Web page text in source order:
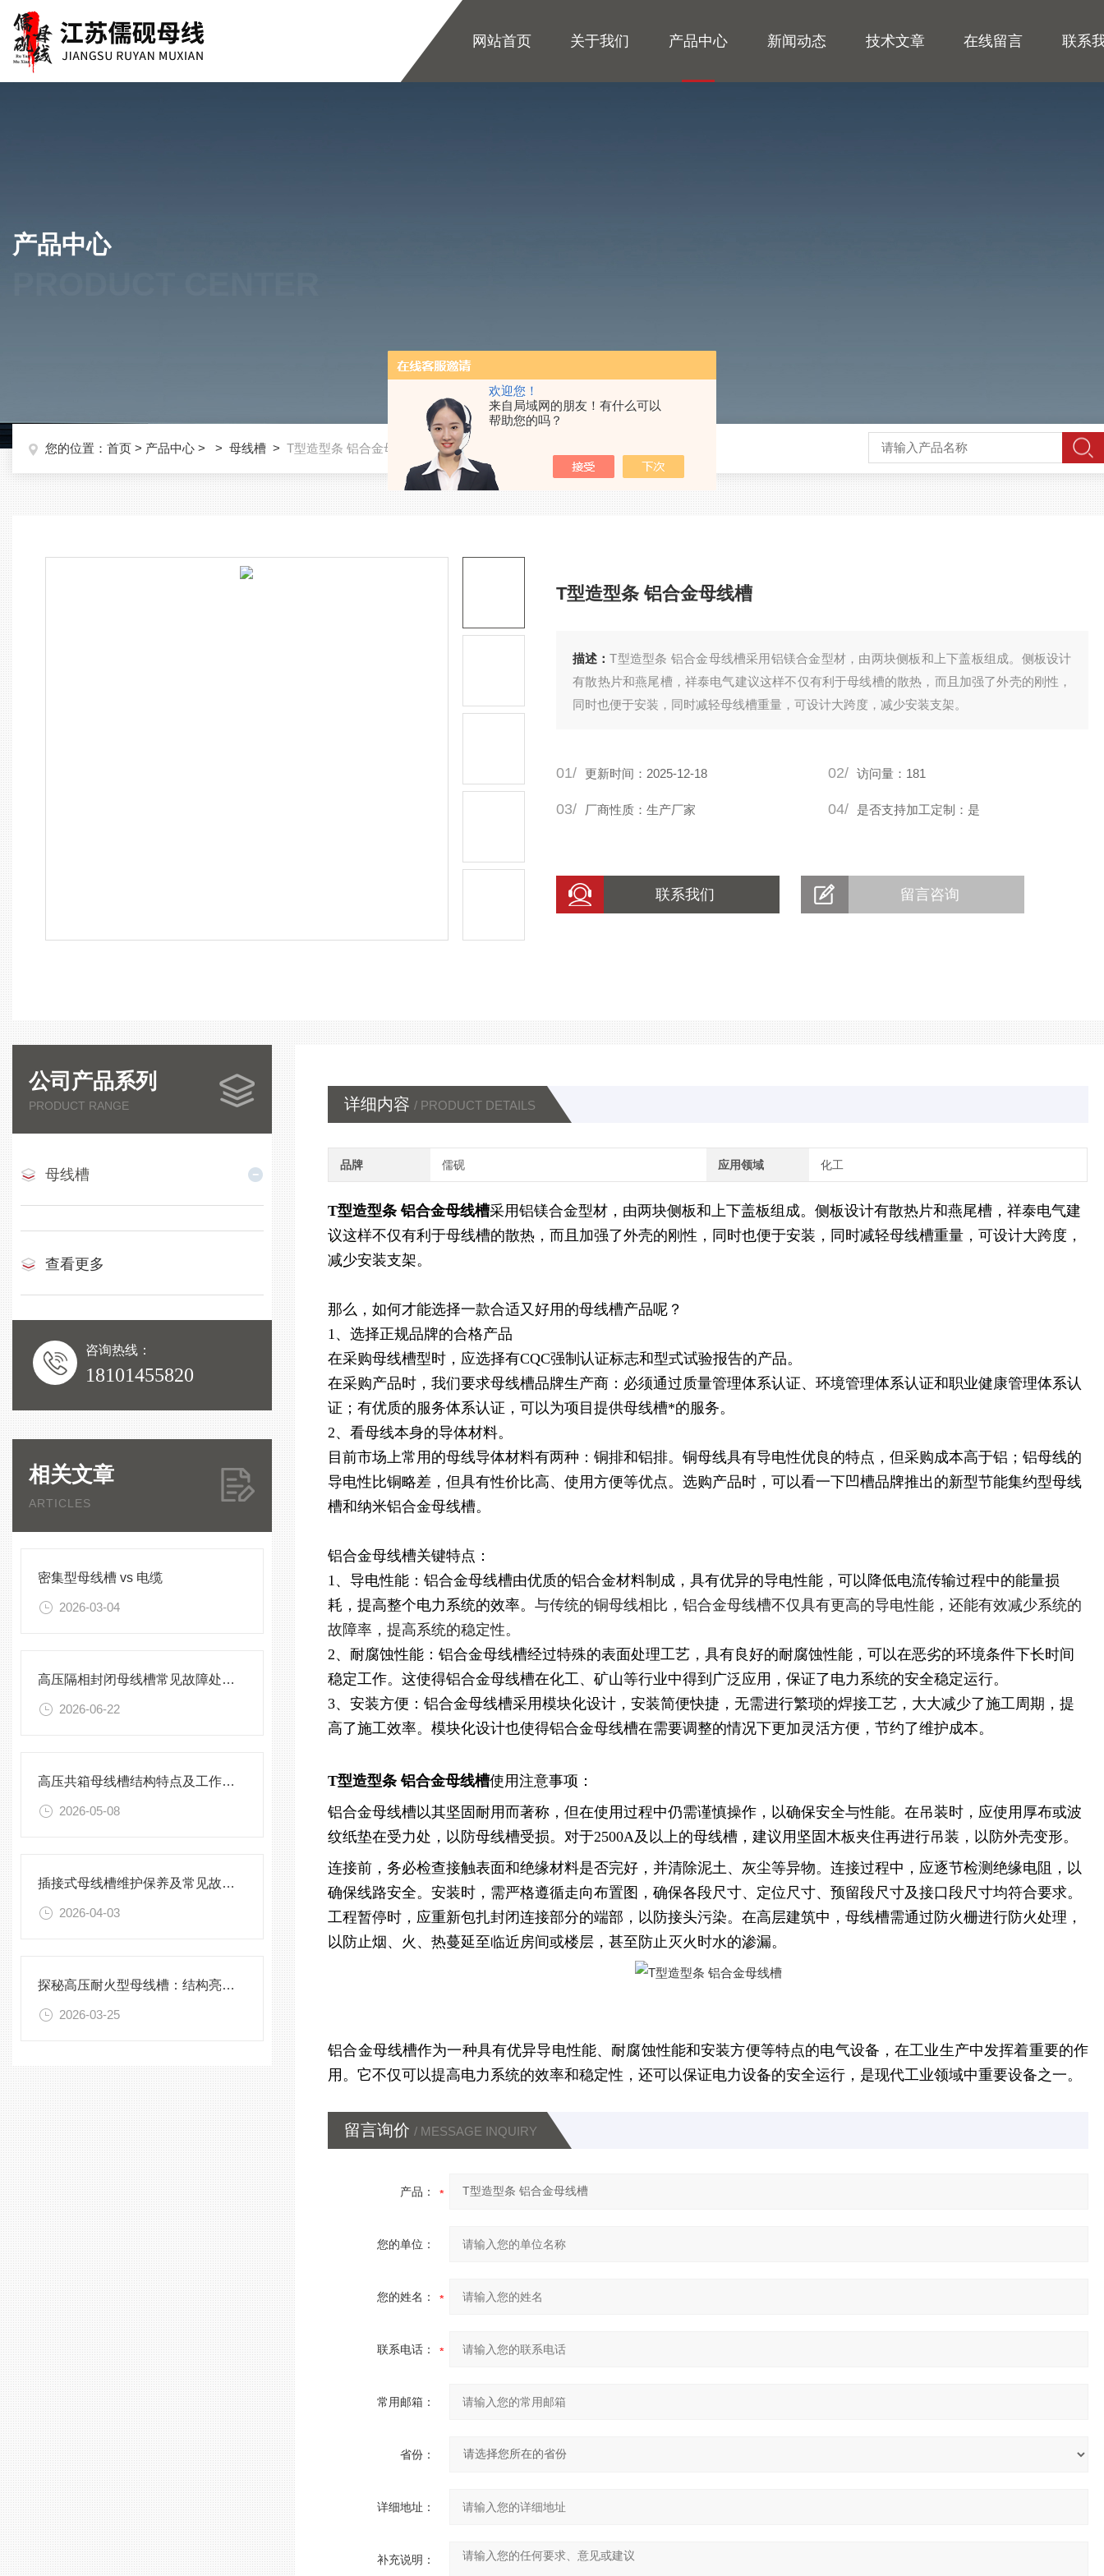
欢迎您！
来自局域网的朋友！有什么可以
帮助您的吗？
网站首页 关于我们 产品中心 新闻动态 技术文章 在线留言 联系
产品中心
您的位置： 首页 > 产品中心 > > 母线槽 > T型造型条 铝合金母线槽
T型造型条 铝合金母线槽
描述：T型造型条 铝合金母线槽采用铝镁合金型材，由两块侧板和上下盖板组成。侧板设计
有散热片和燕尾槽，祥泰电气建议这样不仅有利于母线槽的散热，而且加强了外壳的刚性，
同时也便于安装，同时减轻母线槽重量，可设计大跨度，减少安装支架。
01/ 更新时间：2025-12-18 02/ 访问量：181
03/ 厂商性质：生产厂家 04/ 是否支持加工定制：是
联系我们 留言咨询
公司产品系列
PRODUCT RANGE
母线槽
查看更多
咨询热线：
18101455820
相关文章
ARTICLES
密集型母线槽 vs 电缆
2026-03-04
高压隔相封闭母线槽常见故障处理方案
2026-06-22
高压共箱母线槽结构特点及工作原理
2026-05-08
插接式母线槽维护保养及常见故障处理指南
2026-04-03
探秘高压耐火型母线槽：结构亮点与实用效能
2026-03-25
详细内容 / PRODUCT DETAILS
品牌 儒砚 应用领域 化工
T型造型条 铝合金母线槽采用铝镁合金型材，由两块侧板和上下盖板组成。侧板设计有散热片和燕尾槽，祥泰电气建
议这样不仅有利于母线槽的散热，而且加强了外壳的刚性，同时也便于安装，同时减轻母线槽重量，可设计大跨度，
减少安装支架。
那么，如何才能选择一款合适又好用的母线槽产品呢？
1、选择正规品牌的合格产品
在采购母线槽型时，应选择有CQC强制认证标志和型式试验报告的产品。
在采购产品时，我们要求母线槽品牌生产商：必须通过质量管理体系认证、环境管理体系认证和职业健康管理体系认
证；有优质的服务体系认证，可以为项目提供母线槽*的服务。
2、看母线本身的导体材料。
目前市场上常用的母线导体材料有两种：铜排和铝排。铜母线具有导电性优良的特点，但采购成本高于铝；铝母线的
导电性比铜略差，但具有性价比高、使用方便等优点。选购产品时，可以看一下凹槽品牌推出的新型节能集约型母线
槽和纳米铝合金母线槽。
铝合金母线槽关键特点：
1、导电性能：铝合金母线槽由优质的铝合金材料制成，具有优异的导电性能，可以降低电流传输过程中的能量损
耗，提高整个电力系统的效率。与传统的铜母线相比，铝合金母线槽不仅具有更高的导电性能，还能有效减少系统的
故障率，提高系统的稳定性。
2、耐腐蚀性能：铝合金母线槽经过特殊的表面处理工艺，具有良好的耐腐蚀性能，可以在恶劣的环境条件下长时间
稳定工作。这使得铝合金母线槽在化工、矿山等行业中得到广泛应用，保证了电力系统的安全稳定运行。
3、安装方便：铝合金母线槽采用模块化设计，安装简便快捷，无需进行繁琐的焊接工艺，大大减少了施工周期，提
高了施工效率。模块化设计也使得铝合金母线槽在需要调整的情况下更加灵活方便，节约了维护成本。
T型造型条 铝合金母线槽使用注意事项：
铝合金母线槽以其坚固耐用而著称，但在使用过程中仍需谨慎操作，以确保安全与性能。在吊装时，应使用厚布或波
纹纸垫在受力处，以防母线槽受损。对于2500A及以上的母线槽，建议用坚固木板夹住再进行吊装，以防外壳变形。
连接前，务必检查接触表面和绝缘材料是否完好，并清除泥土、灰尘等异物。连接过程中，应逐节检测绝缘电阻，以
确保线路安全。安装时，需严格遵循走向布置图，确保各段尺寸、定位尺寸、预留段尺寸及接口段尺寸均符合要求。
工程暂停时，应重新包扎封闭连接部分的端部，以防接头污染。在高层建筑中，母线槽需通过防火栅进行防火处理，
以防止烟、火、热蔓延至临近房间或楼层，甚至防止灭火时水的渗漏。
铝合金母线槽作为一种具有优异导电性能、耐腐蚀性能和安装方便等特点的电气设备，在工业生产中发挥着重要的作
用。它不仅可以提高电力系统的效率和稳定性，还可以保证电力设备的安全运行，是现代工业领域中重要设备之一。
留言询价 / MESSAGE INQUIRY
产品：
您的单位：
您的姓名：
联系电话：
常用邮箱：
省份：
详细地址：
补充说明：